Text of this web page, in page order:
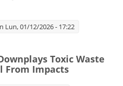
Lun, 01/12/2026 - 17:22
Toxic Waste
From Impacts